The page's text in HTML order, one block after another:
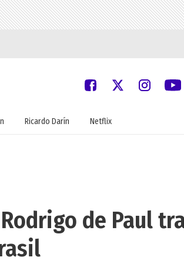
Ricardo Darín Netflix
de Paul